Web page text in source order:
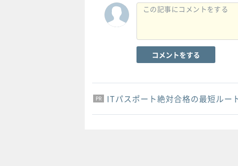
コメントをする
PR
PR
PR ITパスポート絶対合格の最短ルー